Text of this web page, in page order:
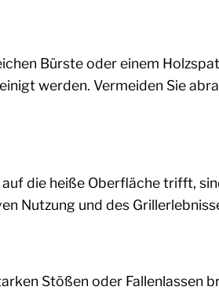
Bürste oder einem
werden. Vermeiden Sie
die heiße Oberfläche trifft,
Nutzung und des
Stößen oder Fallenlassen